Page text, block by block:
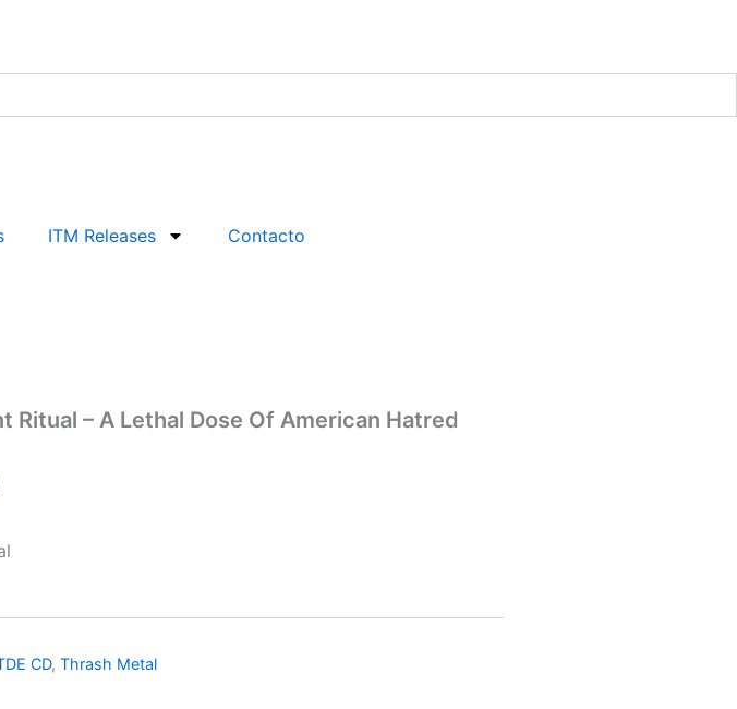
ITM Releases Contacto
Ritual – A Lethal Dose Of American Hatred
CD, Thrash Metal